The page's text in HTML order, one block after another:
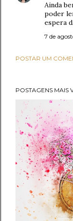
Ainda
poder
espera
7 de
POSTAR UM
POSTAGENS MAIS